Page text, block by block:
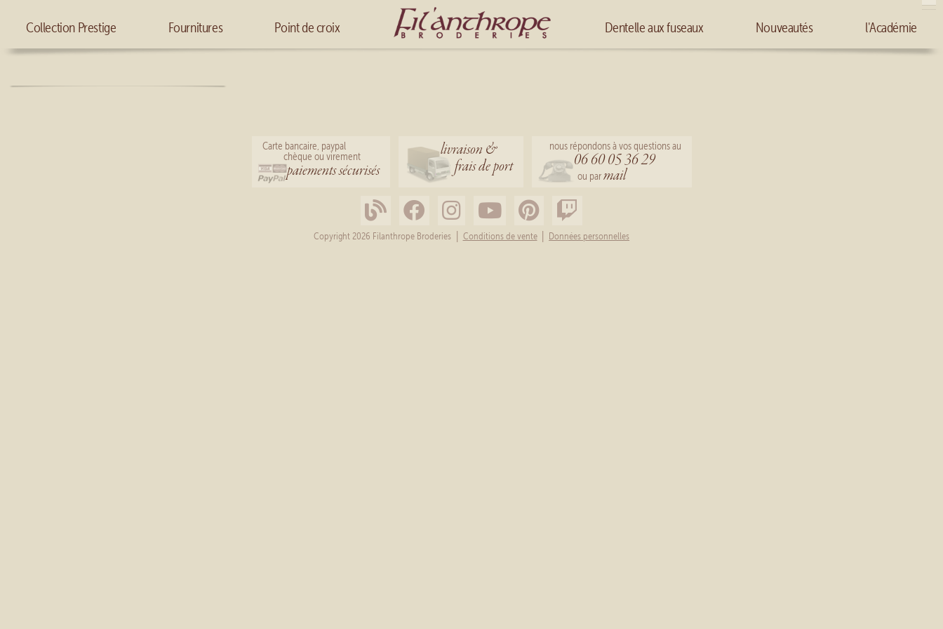
Collection Prestige Fournitures Point de croix Accueil Dentelle aux fuseaux Nouveautés l'Académie
Carte bancaire, paypal
chèque ou virement
paiements sécurisés
livraison &
frais de port
nous répondons à vos questions au
06 60 05 36 29
ou parmail
Copyright 2026 Filanthrope Broderies Conditions de vente Données personnelles